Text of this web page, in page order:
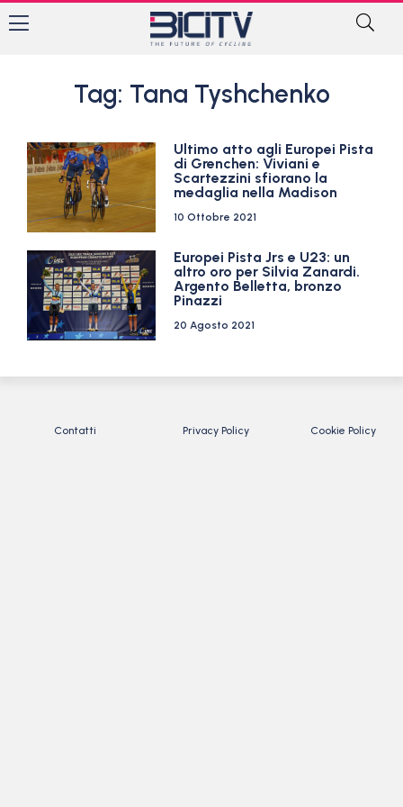
Tag: Tana Tyshchenko
Ultimo atto agli Europei Pista
di Grenchen: Viviani e
Scartezzini sfiorano la
medaglia nella Madison
10 Ottobre 2021
Europei Pista Jrs e U23: un
altro oro per Silvia Zanardi.
Argento Belletta, bronzo
Pinazzi
20 Agosto 2021
Contatti Privacy Policy Cookie Policy